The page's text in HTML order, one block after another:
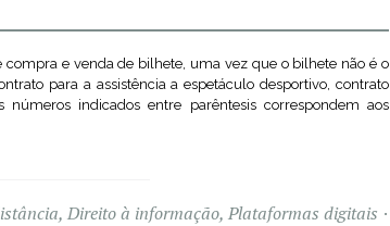
compra e venda de bilhete, uma vez que o bilhete não é o
para a assistência a espetáculo desportivo, contrato
indicados entre parêntesis correspondem aos
, Direito à informação, Plataformas digitais